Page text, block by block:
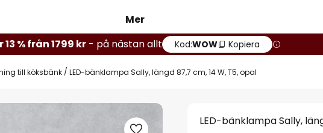
Mer
% från 1799 kr - på nästan allt Kod:WOW Kopiera
till köksbänk LED-bänklampa Sally, längd 87,7 cm, 14 W, T5, opal
LED-bänklampa Sally,